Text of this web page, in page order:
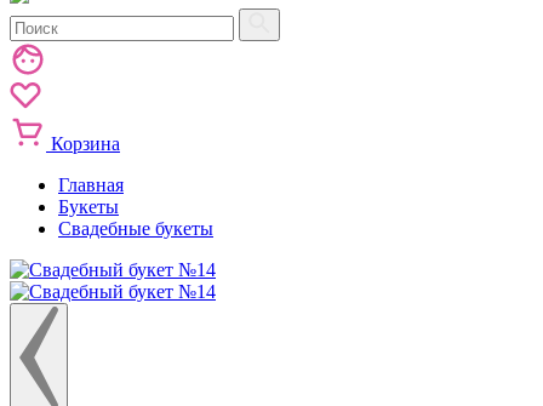
Корзина
Главная
Букеты
Свадебные букеты